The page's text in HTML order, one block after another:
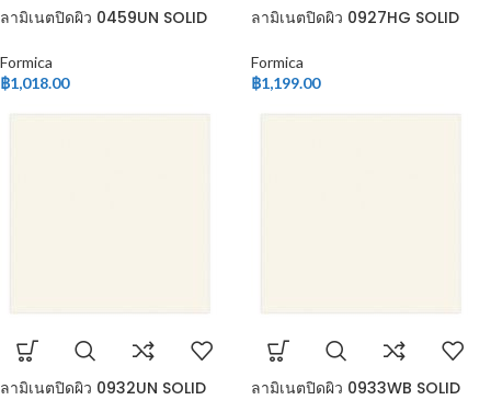
ลามิเนตปิดผิว 0459UN SOLID
Formica
฿1,018.00
ลามิเนตปิดผิว 0927HG SOLID
Formica
฿1,199.00
ลามิเนตปิดผิว 0932UN SOLID
ลามิเนตปิดผิว 0933WB SOLID